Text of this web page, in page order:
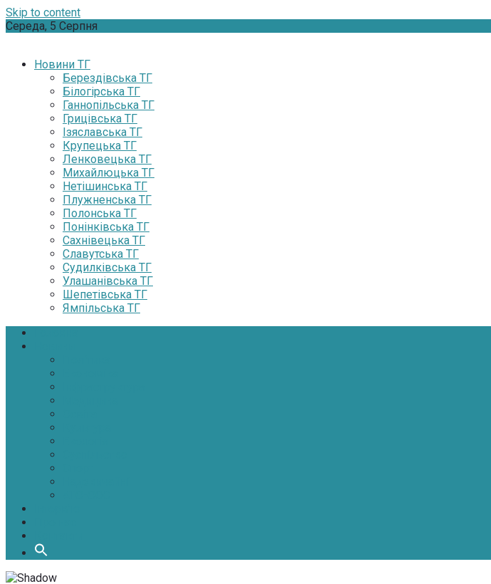
Skip to content
Середа, 5 Серпня
Новини ТГ
Берездівська ТГ
Білогірська ТГ
Ганнопільська ТГ
Грицівська ТГ
Ізяславська ТГ
Крупецька ТГ
Ленковецька ТГ
Михайлюцька ТГ
Нетішинська ТГ
Плужненська ТГ
Полонська ТГ
Понінківська ТГ
Сахнівецька ТГ
Славутська ТГ
Судилківська ТГ
Улашанівська ТГ
Шепетівська ТГ
Ямпільська ТГ